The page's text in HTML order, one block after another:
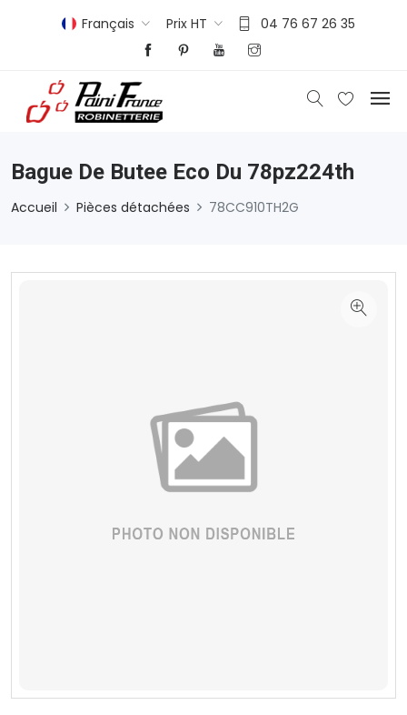
Français Prix HT 04 76 67 26 35
Bague De Butee Eco Du 78pz224th
Accueil Pièces détachées 78CC910TH2G